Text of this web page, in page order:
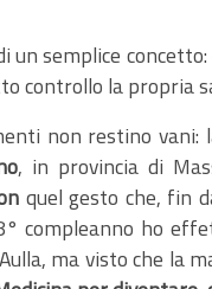
un semplice
controllo la propria
non restino vani:
, in provincia di
quel gesto che, fin
compleanno ho
ma visto che la